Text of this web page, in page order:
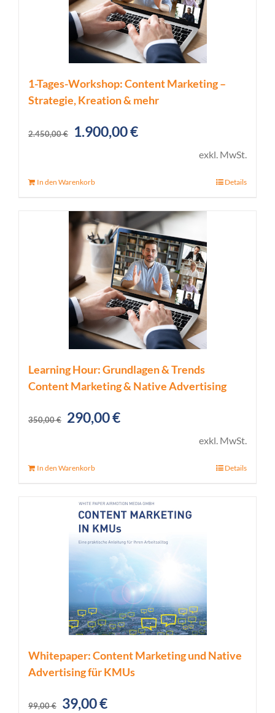
1-Tages-Workshop: Content Marketing –
Strategie, Kreation & mehr
2.450,00€
Ursprünglicher
1.900,00€Aktueller
exkl. MwSt.
In den Warenkorb Details
Learning Hour: Grundlagen & Trends
Content Marketing & Native Advertising
350,00€
Ursprünglicher
290,00€Aktueller
exkl. MwSt.
In den Warenkorb Details
Whitepaper: Content Marketing und Native
Advertising für KMUs
99,00€
Ursprünglicher
39,00€Aktueller